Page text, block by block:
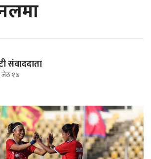
संवाददाता
जेठ १७